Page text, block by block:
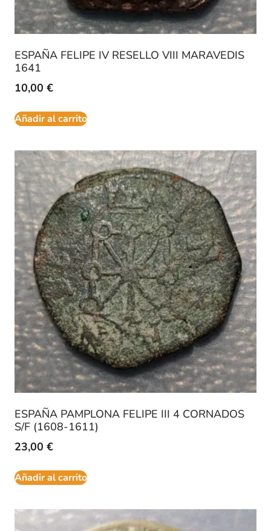
ESPAÑA FELIPE IV RESELLO VIII MARAVEDIS
1641
10,00 €
Añadir al carrito
ESPAÑA PAMPLONA FELIPE III 4 CORNADOS
S/F (1608-1611)
23,00 €
Añadir al carrito